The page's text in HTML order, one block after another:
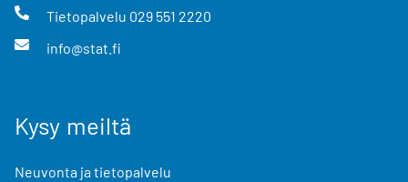
Tietopalvelu 029 551 2220
info@stat.fi
Kysy meiltä
Neuvonta ja tietopalvelu